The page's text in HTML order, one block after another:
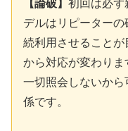
【論破】 初回は必ず
デルはリピーター
続利用させること
から対応が変わり
一切照会しないか
係です。